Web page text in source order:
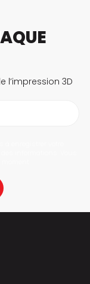
l’impression 3D